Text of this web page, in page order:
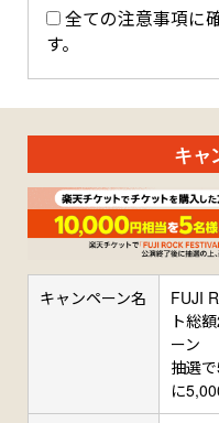
全ての注意事項に
す。
キャ
キャンペーン名
FUJI
ト総
ーン
抽選
に